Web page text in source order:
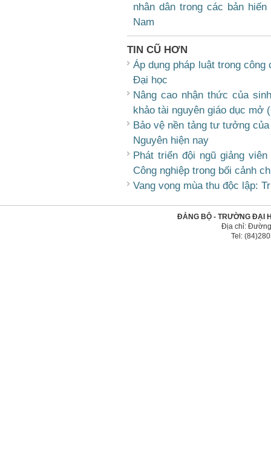
nhân dân trong các bản
Nam
TIN CŨ HƠN
Áp dụng pháp luật trong
Đại học
Nâng cao nhận thức của
khảo tài nguyên giáo dục mở
Bảo vệ nền tảng tư tưởng
Nguyên hiện nay
Phát triển đội ngũ giảng
Công nghiệp trong bối cảnh
Vang vọng mùa thu độc lập:
ĐẢNG BỘ - TRƯỜNG ĐẠI
Địa chỉ:
Tel: